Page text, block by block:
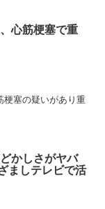
心筋梗塞で重
梗塞の疑いがあり重
かしさがヤバ
ましテレビで活